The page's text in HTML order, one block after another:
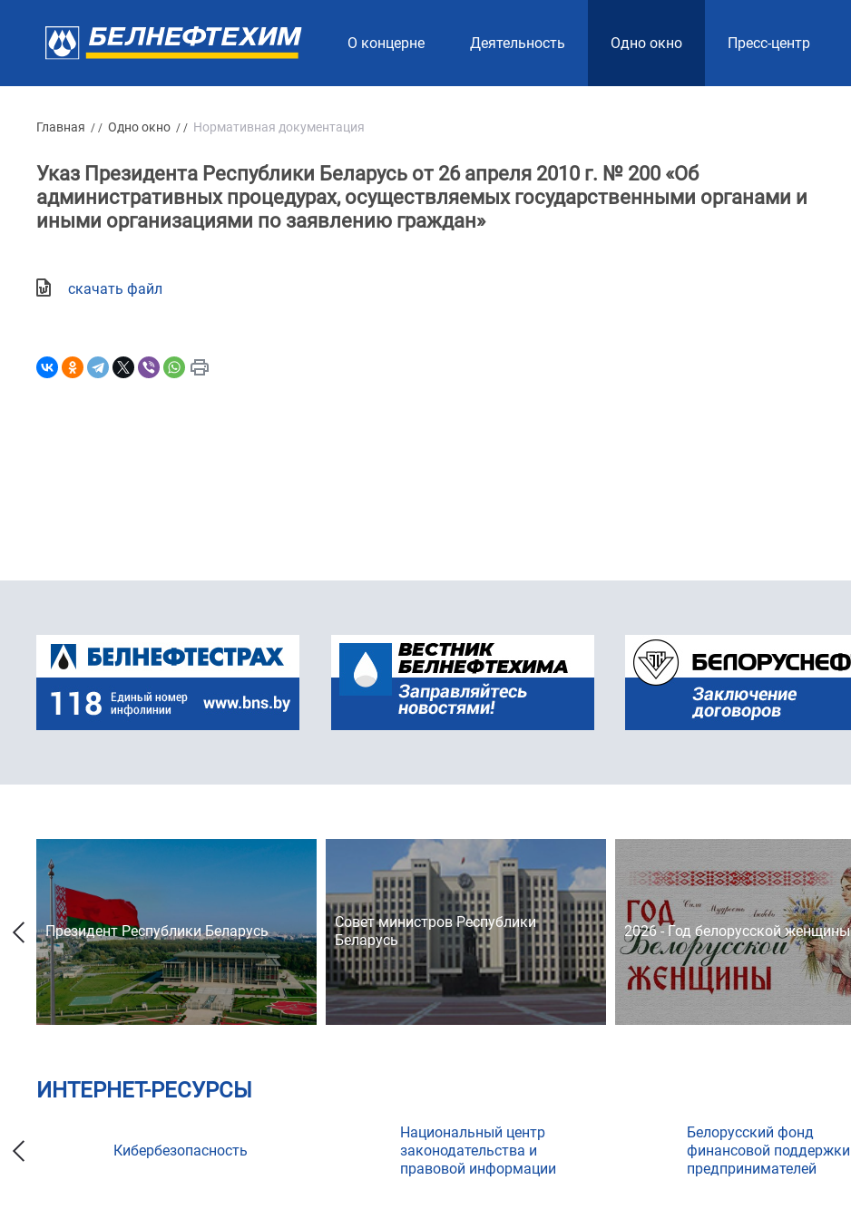
О концерне Деятельность Одно окно Пресс-центр
Главная / / Одно окно / / Нормативная документация
Указ Президента Республики Беларусь от 26 апреля 2010 г. № 200 «Об
административных процедурах, осуществляемых государственными органами и
иными организациями по заявлению граждан»
скачать файл
Президент Республики Беларусь
Совет министров Республики
Беларусь
2026 - Год белорусской женщины
ИНТЕРНЕТ-РЕСУРСЫ
Кибербезопасность
Национальный центр
законодательства и
правовой информации
Белорусский фонд
финансовой поддержки
предпринимателей